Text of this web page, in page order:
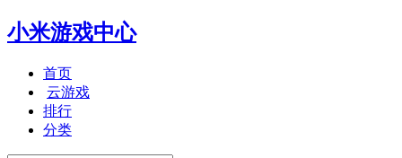
小米游戏中心
首页
云游戏
排行
分类